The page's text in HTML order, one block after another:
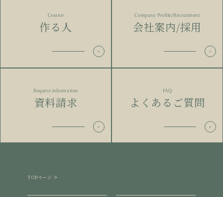
Creator
作る人
Company Profile/Recruitment
会社案内/採用
Request information
資料請求
FAQ
よくあるご質問
TOPページ